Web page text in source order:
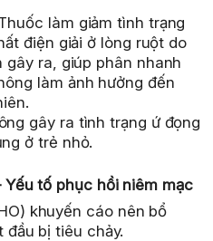
làm giảm tình trạng
điện giải ở lòng ruột do
ra, giúp phân nhanh
làm ảnh hưởng đến
gây ra tình trạng ứ đọng
ở trẻ nhỏ.
Yếu tố phục hồi niêm mạc
khuyến cáo nên bổ
đầu bị tiêu chảy.